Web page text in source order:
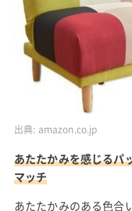
出典: amazon.co.jp
あたたかみを感じるパ
マッチ
あたたかみのある色合